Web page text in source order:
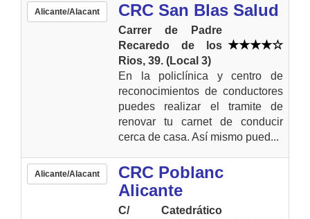
Alicante/Alacant CRC San Blas Salud
Carrer de Padre
Recaredo de los
Rios, 39. (Local 3)
En la policlínica y centro de
reconocimientos de conductores
puedes realizar el tramite de
renovar tu carnet de conducir
cerca de casa. Así mismo pued...
Alicante/Alacant
CRC Poblanc
Alicante
C/ Catedrático